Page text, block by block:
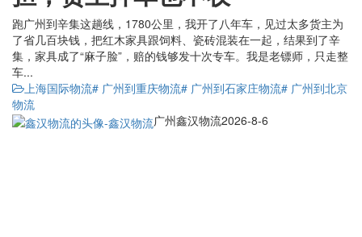
跑广州到辛集这趟线，1780公里，我开了八年车，见过太多货主为
了省几百块钱，把红木家具跟饲料、瓷砖混装在一起，结果到了辛
集，家具成了“麻子脸”，赔的钱够发十次专车。我是老镖师，只走整
车...
上海国际物流# 广州到重庆物流# 广州到石家庄物流# 广州到北京
物流
广州鑫汉物流2026-8-6